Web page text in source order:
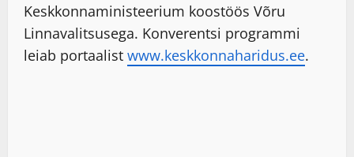
Keskkonnaministeerium koostöös Võru
Linnavalitsusega. Konverentsi programmi
leiab portaalist www.keskkonnaharidus.ee.